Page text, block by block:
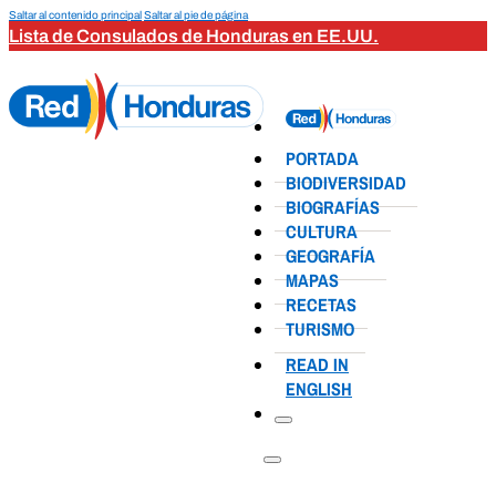
Saltar al contenido principalSaltar al pie de página
Lista de Consulados de Honduras en EE.UU.
PORTADA
BIODIVERSIDAD
BIOGRAFÍAS
CULTURA
GEOGRAFÍA
MAPAS
RECETAS
TURISMO
READ IN
ENGLISH